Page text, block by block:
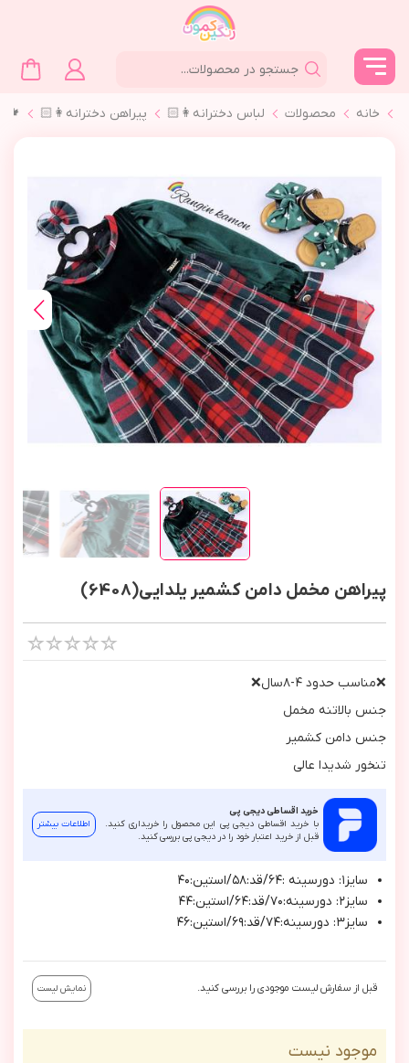
خانه محصولات لباس دخترانه👩🏻 پیراهن دخترانه👩🏻
پیراهن مخمل دامن کشمیر یلدایی(6408)
❌مناسب حدود ٤-٨سال❌
جنس بالاتنه مخمل
جنس دامن كشمير
تنخور شديدا عالي
خرید اقساطی دیجی پی
با خرید اقساطی دیجی پی این محصول را خریداری کنید.
قبل از خرید اعتبار خود را در دیجی پی بررسی کنید.
اطلاعات بیشتر
سايز١: دورسينه :٦٤/قد:٥٨/استين:٤٠
سايز٢: دورسينه:٧٠/قد:٦٤/استين:٤٤
سايز٣: دورسينه:٧٤/قد:٦٩/استين:٤٦
قبل از سفارش لیست موجودی را بررسی کنید. نمایش لیست
موجود نیست